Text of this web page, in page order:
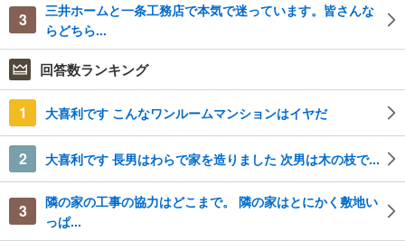
3
三井ホームと一条工務店で本気で迷っています。皆さんな
らどちら...
回答数ランキング
1 大喜利です こんなワンルームマンションはイヤだ
2 大喜利です 長男はわらで家を造りました 次男は木の枝で...
3
隣の家の工事の協力はどこまで。 隣の家はとにかく敷地い
っぱ...